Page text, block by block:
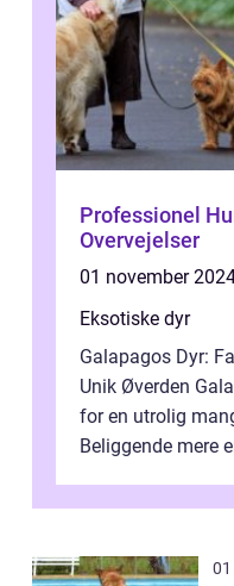
Professionel
Overvejelser
01 november
Eksotiske dyr
Galapagos Dyr:
Unik Øverden
for en utrolig
Beliggende mere